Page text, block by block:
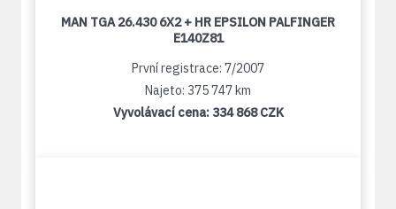
MAN TGA 26.430 6X2 + HR EPSILON PALFINGER
E140Z81
První registrace: 7/2007
Najeto: 375 747 km
Vyvolávací cena: 334 868 CZK